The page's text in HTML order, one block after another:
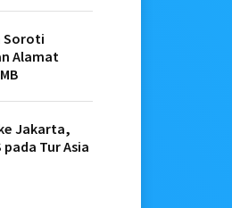
Soroti
Alamat
Jakarta,
pada Tur Asia